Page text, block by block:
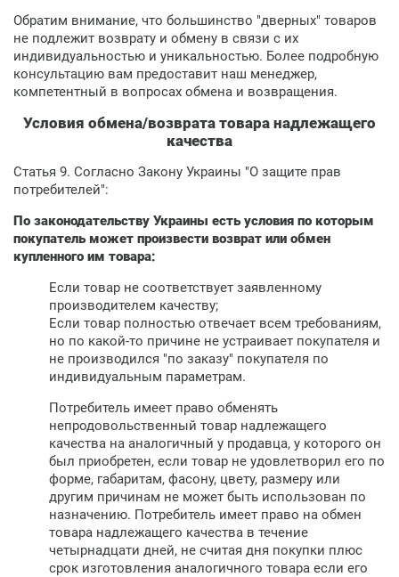
Обратим внимание, что большинство "дверных" товаров
не подлежит возврату и обмену в связи с их
индивидуальностью и уникальностью. Более подробную
консультацию вам предоставит наш менеджер,
компетентный в вопросах обмена и возвращения.
Условия обмена/возврата товара надлежащего
качества
Статья 9. Согласно Закону Украины "О защите прав
потребителей":
По законодательству Украины есть условия по которым
покупатель может произвести возврат или обмен
купленного им товара:
Если товар не соответствует заявленному
производителем качеству;
Если товар полностью отвечает всем требованиям,
но по какой-то причине не устраивает покупателя и
не производился "по заказу" покупателя по
индивидуальным параметрам.
Потребитель имеет право обменять
непродовольственный товар надлежащего
качества на аналогичный у продавца, у которого он
был приобретен, если товар не удовлетворил его по
форме, габаритам, фасону, цвету, размеру или
другим причинам не может быть использован по
назначению. Потребитель имеет право на обмен
товара надлежащего качества в течение
четырнадцати дней, не считая дня покупки плюс
срок изготовления аналогичного товара если его